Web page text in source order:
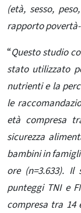
(età, sesso,
rapporto
“Questo studio
stato utilizzato
nutrienti e la
le
età compresa
sicurezza
bambini in
ore (n=3.633).
punteggi TNI e
compresa tra 14